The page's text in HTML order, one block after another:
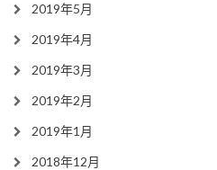
2019年5月
2019年4月
2019年3月
2019年2月
2019年1月
2018年12月